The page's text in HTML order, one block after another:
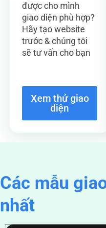
được cho mình
giao diện phù hợp?
Hãy tạo website
trước & chúng tôi
sẽ tư vấn cho bạn
Xem thử giao
diện
Các mẫu
nhất